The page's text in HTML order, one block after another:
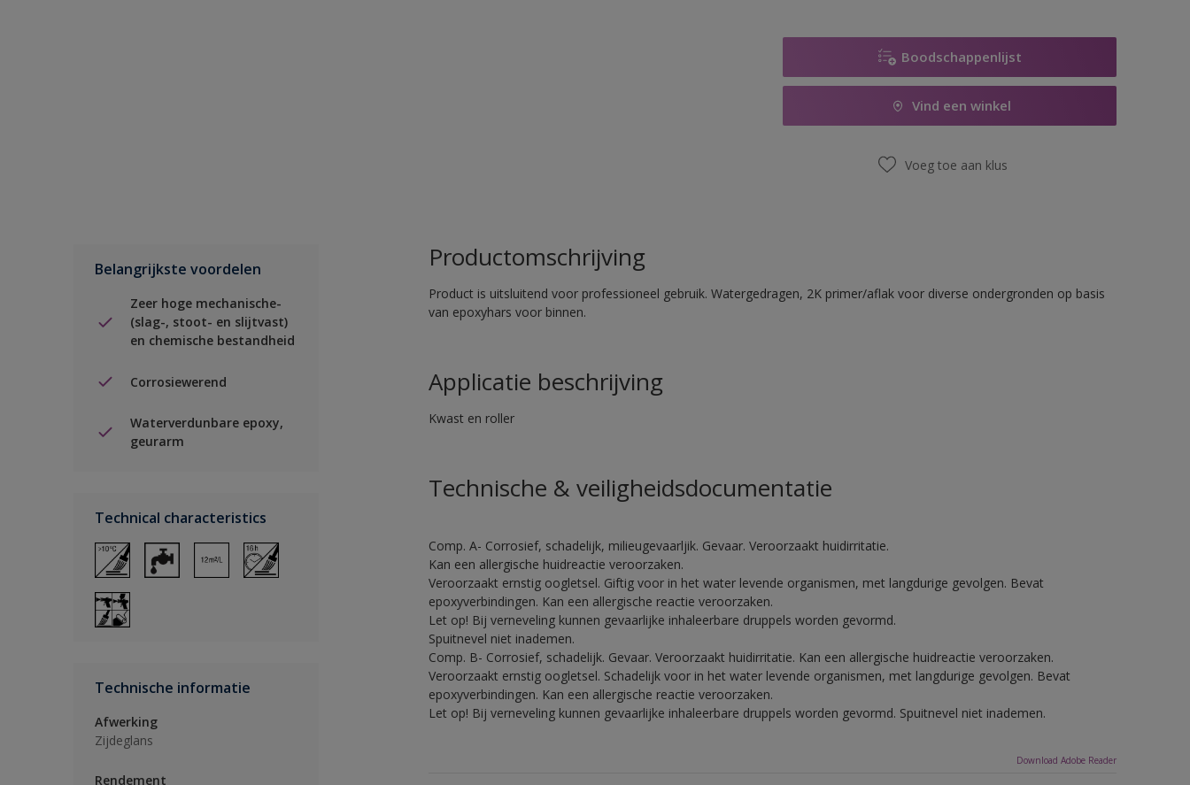
Boodschappenlijst
Vind een winkel
Voeg toe aan klus
Belangrijkste voordelen
Zeer hoge mechanische-
(slag-, stoot- en slijtvast)
en chemische bestandheid
Corrosiewerend
Waterverdunbare epoxy,
geurarm
Technical characteristics
Technische informatie
Afwerking
Zijdeglans
Rendement
Productomschrijving
Product is uitsluitend voor professioneel gebruik. Watergedragen, 2K primer/aflak voor diverse ondergronden op basis
van epoxyhars voor binnen.
Applicatie beschrijving
Kwast en roller
Technische & veiligheidsdocumentatie
Comp. A- Corrosief, schadelijk, milieugevaarljik. Gevaar. Veroorzaakt huidirritatie.
Kan een allergische huidreactie veroorzaken.
Veroorzaakt ernstig oogletsel. Giftig voor in het water levende organismen, met langdurige gevolgen. Bevat
epoxyverbindingen. Kan een allergische reactie veroorzaken.
Let op! Bij verneveling kunnen gevaarlijke inhaleerbare druppels worden gevormd.
Spuitnevel niet inademen.
Comp. B- Corrosief, schadelijk. Gevaar. Veroorzaakt huidirritatie. Kan een allergische huidreactie veroorzaken.
Veroorzaakt ernstig oogletsel. Schadelijk voor in het water levende organismen, met langdurige gevolgen. Bevat
epoxyverbindingen. Kan een allergische reactie veroorzaken.
Let op! Bij verneveling kunnen gevaarlijke inhaleerbare druppels worden gevormd. Spuitnevel niet inademen.
Download Adobe Reader